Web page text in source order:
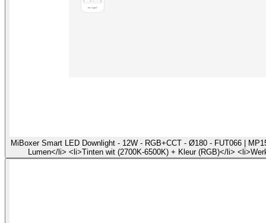
MiBoxer Smart LED Downlight - 12W - RGB+CCT - Ø180 - FUT066 |
Lumen</li> <li>Tinten wit (2700K-6500K) + Kleur (RGB)</li>